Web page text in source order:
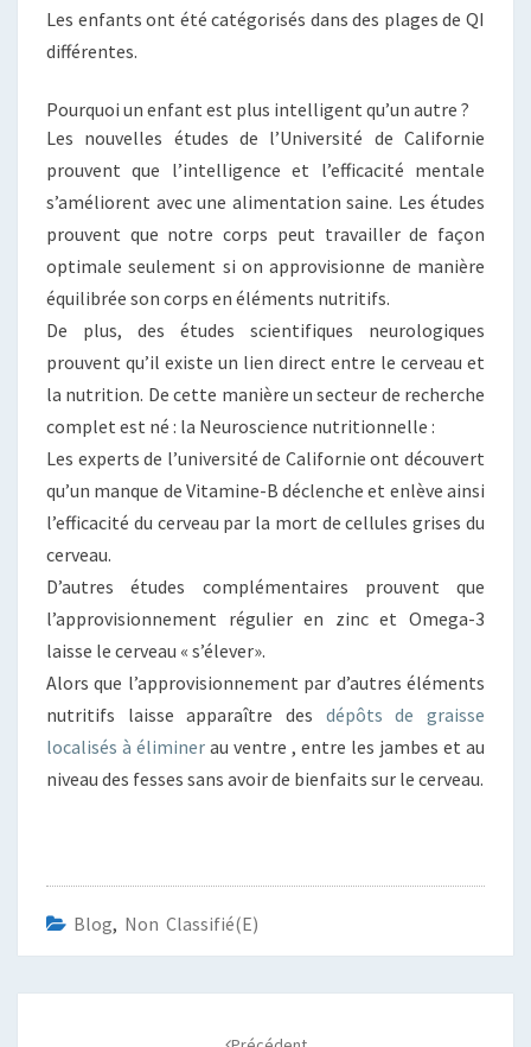
Les enfants ont été catégorisés dans des plages de QI
différentes.
Pourquoi un enfant est plus intelligent qu’un autre ?
Les nouvelles études de l’Université de Californie
prouvent que l’intelligence et l’efficacité mentale
s’améliorent avec une alimentation saine. Les études
prouvent que notre corps peut travailler de façon
optimale seulement si on approvisionne de manière
équilibrée son corps en éléments nutritifs.
De plus, des études scientifiques neurologiques
prouvent qu’il existe un lien direct entre le cerveau et
la nutrition. De cette manière un secteur de recherche
complet est né : la Neuroscience nutritionnelle :
Les experts de l’université de Californie ont découvert
qu’un manque de Vitamine-B déclenche et enlève ainsi
l’efficacité du cerveau par la mort de cellules grises du
cerveau.
D’autres études complémentaires prouvent que
l’approvisionnement régulier en zinc et Omega-3
laisse le cerveau « s’élever».
Alors que l’approvisionnement par d’autres éléments
nutritifs laisse apparaître des dépôts de graisse
localisés à éliminer au ventre , entre les jambes et au
niveau des fesses sans avoir de bienfaits sur le cerveau.
Blog, Non Classifié(e)